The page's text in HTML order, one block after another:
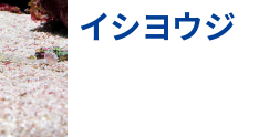
イシヨウジ